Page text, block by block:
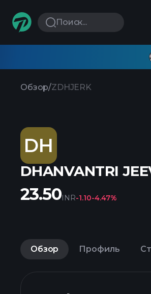
Поиск...
Обзор/ZDHJERK
DH
DHANVANTRI
23.50INR-1.10-4.47%
Обзор Профиль